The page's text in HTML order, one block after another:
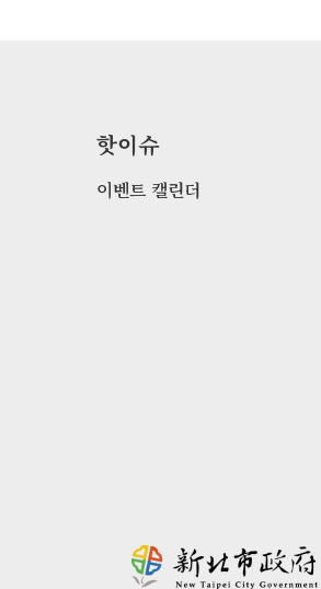
핫이슈
이벤트 캘린더